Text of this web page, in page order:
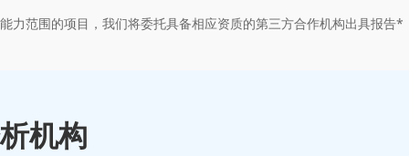
力范围的项目，我们将委托具备相应资质的第三方合作机构出具报告*
机构